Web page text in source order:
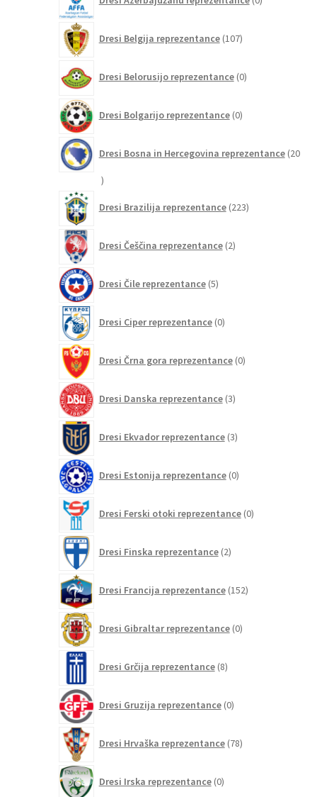
izdelkov
Dresi Belgija reprezentance 107izdelkov
Dresi Belorusijo reprezentance 0izdelkov
Dresi Bolgarijo reprezentance 0izdelkov
Dresi Bosna in Hercegovina reprezentance 20
20
Dresi Brazilija reprezentance 223izdelkov
Dresi Češčina reprezentance 2izdelka
Dresi Čile reprezentance 5izdelkov
Dresi Ciper reprezentance 0izdelkov
Dresi Črna gora reprezentance 0izdelkov
Dresi Danska reprezentance 3izdelki
Dresi Ekvador reprezentance 3izdelki
Dresi Estonija reprezentance 0izdelkov
Dresi Ferski otoki reprezentance 0izdelkov
Dresi Finska reprezentance 2izdelka
Dresi Francija reprezentance 152izdelkov
Dresi Gibraltar reprezentance 0izdelkov
Dresi Grčija reprezentance 8izdelkov
Dresi Gruzija reprezentance 0izdelkov
Dresi Hrvaška reprezentance 78izdelkov
Dresi Irska reprezentance 0izdelkov